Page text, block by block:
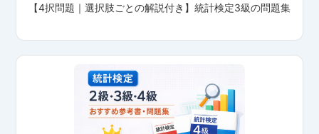
【4択問題｜選択肢ごとの解説付き】統計検定3級の問題集